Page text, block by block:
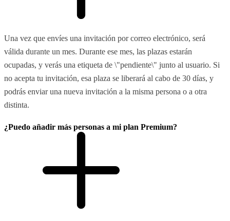
Una vez que envíes una invitación por correo electrónico, será
válida durante un mes. Durante ese mes, las plazas estarán
ocupadas, y verás una etiqueta de \"pendiente\" junto al usuario. Si
no acepta tu invitación, esa plaza se liberará al cabo de 30 días, y
podrás enviar una nueva invitación a la misma persona o a otra
distinta.
¿Puedo añadir más personas a mi plan Premium?